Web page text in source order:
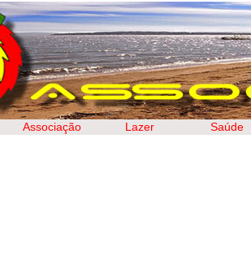
Associação Lazer Saúde